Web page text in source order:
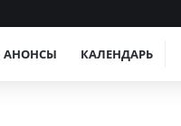
АНОНСЫ КАЛЕНДАРЬ